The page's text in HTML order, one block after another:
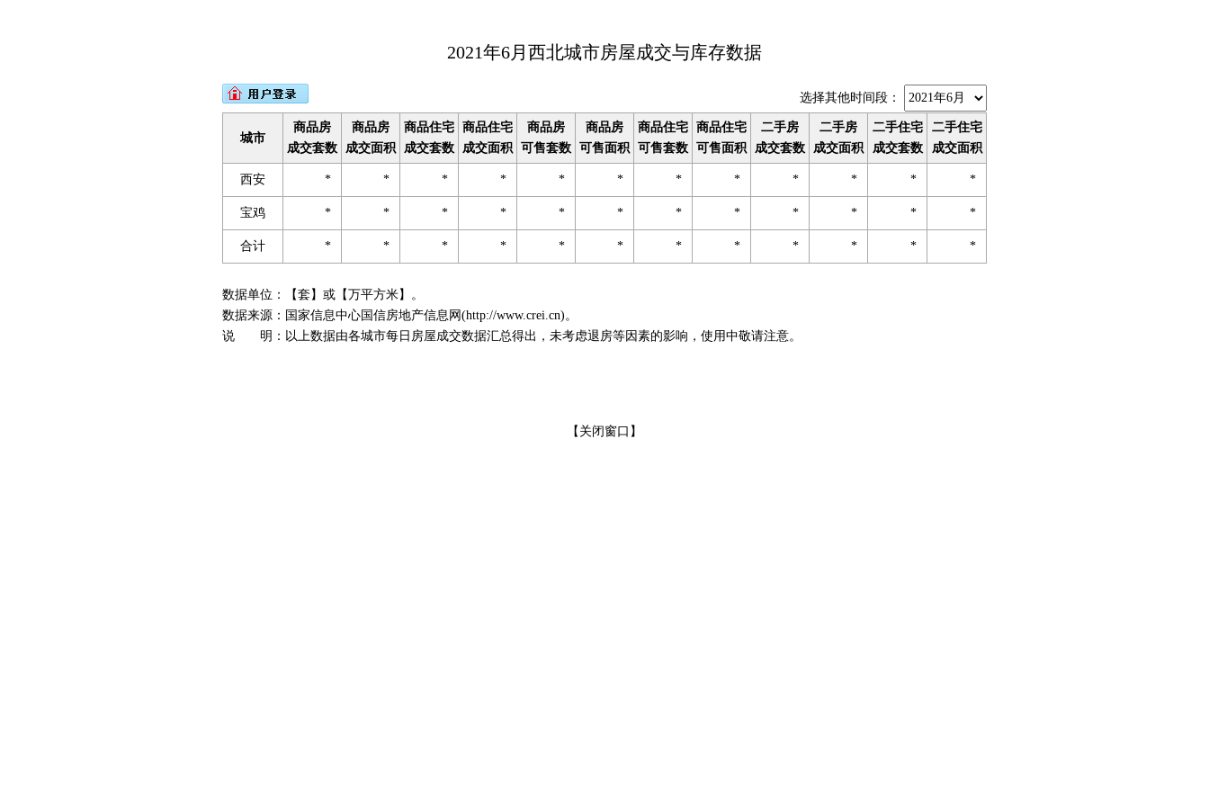
2021年6月西北城市房屋成交与库存数据
选择其他时间段：
城市
商品房
成交套数
商品房
成交面积
商品住宅
成交套数
商品住宅
成交面积
商品房
可售套数
商品房
可售面积
商品住宅
可售套数
商品住宅
可售面积
二手房
成交套数
二手房
成交面积
二手住宅
成交套数
二手住宅
成交面积
西安 * * * * * * * * * * * *
宝鸡 * * * * * * * * * * * *
合计 * * * * * * * * * * * *
数据单位：【套】或【万平方米】。
数据来源：国家信息中心国信房地产信息网(http://www.crei.cn)。
说 明：以上数据由各城市每日房屋成交数据汇总得出，未考虑退房等因素的影响，使用中敬请注意。
【 关闭窗口 】